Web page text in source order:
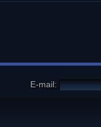
E-mail: